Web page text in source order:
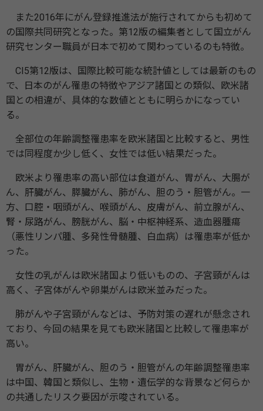
また2016年にがん登録推進法が施行されてからも初めて
の国際共同研究となった。第12版の編集者として国立がん
研究センター職員が日本で初めて関わっているのも特徴。
CI5第12版は、国際比較可能な統計値としては最新のもの
で、日本のがん罹患の特徴やアジア諸国との類似、欧米諸
国との相違が、具体的な数値とともに明らかになってい
る。
全部位の年齢調整罹患率を欧米諸国と比較すると、男性
では同程度か少し低く、女性では低い結果だった。
欧米より罹患率の高い部位は食道がん、胃がん、大腸が
ん、肝臓がん、膵臓がん、肺がん、胆のう・胆管がん。一
方、口腔・咽頭がん、喉頭がん、皮膚がん、前立腺がん、
腎・尿路がん、膀胱がん、脳・中枢神経系、造血器腫瘍
（悪性リンパ腫、多発性骨髄腫、白血病）は罹患率が低か
った。
女性の乳がんは欧米諸国より低いものの、子宮頸がんは
高く、子宮体がんや卵巣がんは欧米並みだった。
肺がんや子宮頸がんなどは、予防対策の遅れが懸念され
ており、今回の結果を見ても欧米諸国と比較して罹患率が
高い。
胃がん、肝臓がん、胆のう・胆管がんの年齢調整罹患率
は中国、韓国と類似し、生物・遺伝学的な背景など何らか
の共通したリスク要因が示唆されている。